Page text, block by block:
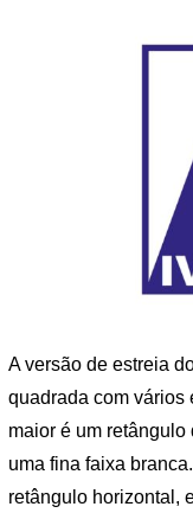
A versão de estreia
quadrada com vários
maior é um
uma fina faixa
retângulo horizontal,